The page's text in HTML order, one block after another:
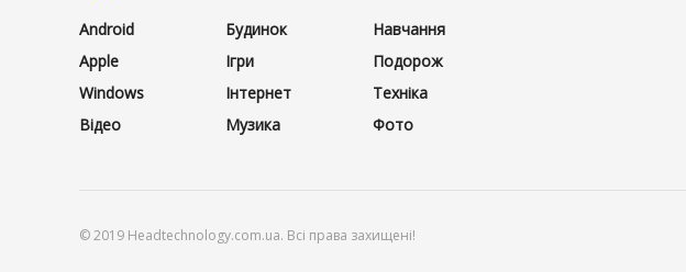
Android
Apple
Windows
Відео
Будинок
Ігри
Інтернет
Музика
Навчання
Подорож
Техніка
Фото
© 2019 Headtechnology.com.ua. Всі права захищені!